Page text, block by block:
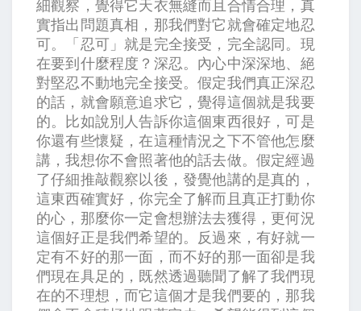
細觀察，覺得它天衣無縫而且合情合理，真
實指出問題真相，那我們對它就會確定地忍
可。「忍可」就是完全接受，完全認同。現
在要到什麼程度？深忍。內心中深深地、絕
對堅忍不動地完全接受。假定我們真正深忍
的話，就會願意追求它，覺得這個就是我要
的。比如說別人告訴你這個東西很好，可是
你還有些懷疑，在這種情況之下不管他怎麼
講，我想你不會照著他的話去做。假定經過
了仔細推敲觀察以後，發覺他講的是真的，
這東西確實好，你完全了解而且真正打動你
的心，那麼你一定會想辦法去獲得，更何況
這個好正是我們希望的。反過來，有好就一
定有不好的那一面，而不好的那一面卻是我
們現在具足的，既然透過聽聞了解了我們現
在的不理想，而它這個才是我們要的，那我